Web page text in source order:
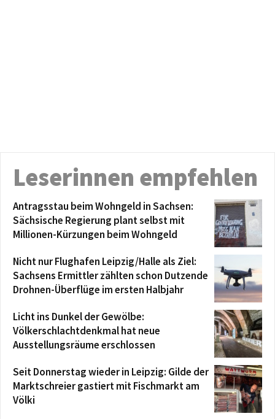
Leserinnen empfehlen
Antragsstau beim Wohngeld in Sachsen:
Sächsische Regierung plant selbst mit
Millionen-Kürzungen beim Wohngeld
Nicht nur Flughafen Leipzig/Halle als Ziel:
Sachsens Ermittler zählten schon Dutzende
Drohnen-Überflüge im ersten Halbjahr
Licht ins Dunkel der Gewölbe:
Völkerschlachtdenkmal hat neue
Ausstellungsräume erschlossen
Seit Donnerstag wieder in Leipzig: Gilde der
Marktschreier gastiert mit Fischmarkt am
Völki